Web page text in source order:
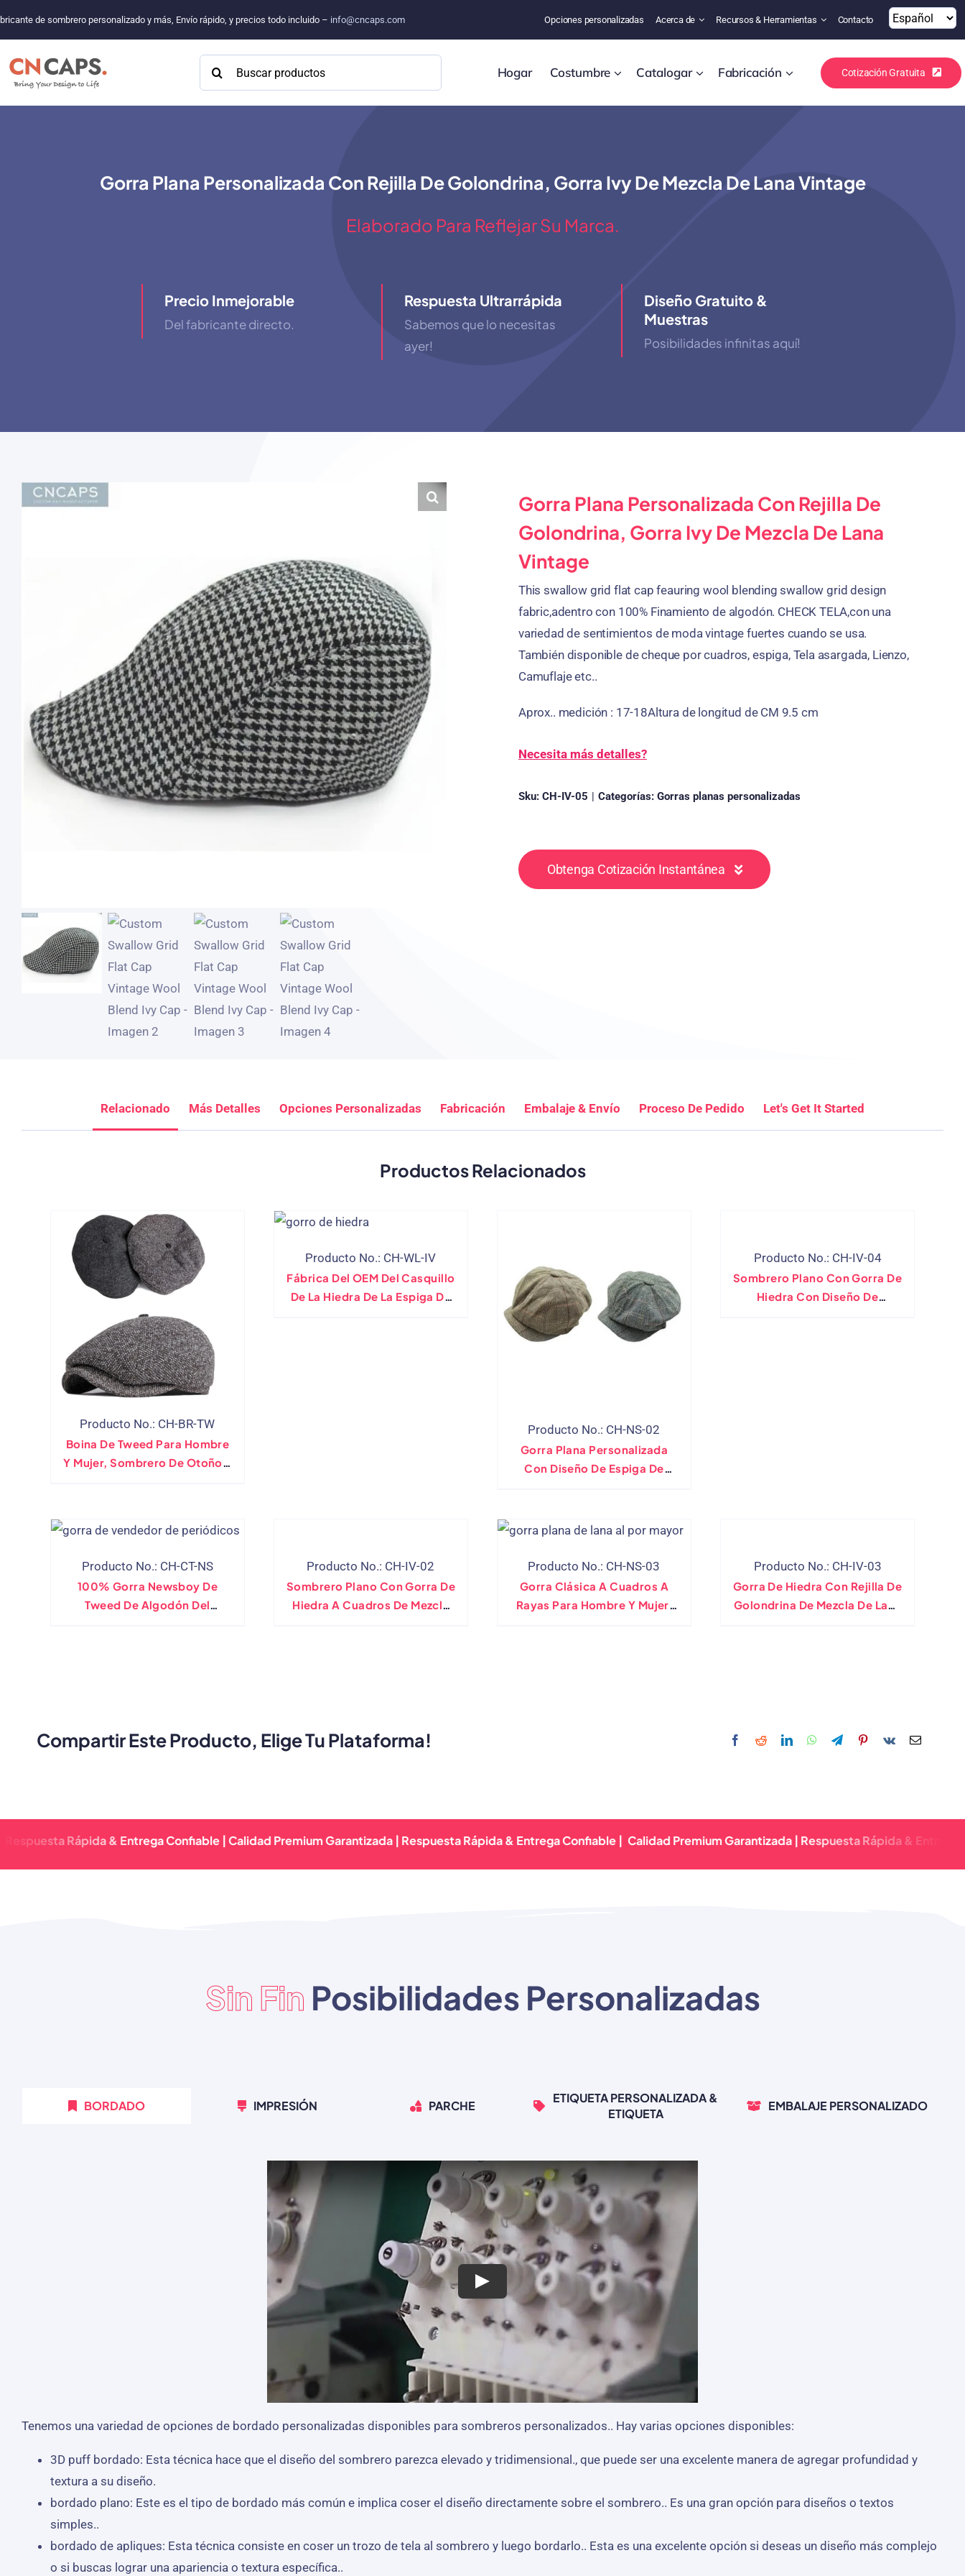
de sombrero personalizado y más, Envío rápido, y precios todo incluido – info@cncaps.com Opciones personalizadas Acerca de Recursos & Herramientas Contacto
Buscar: Hogar Costumbre Catalogar Fabricación Cotización Gratuita
Gorra Plana Personalizada Con Rejilla De Golondrina, Gorra Ivy De Mezcla De Lana Vintage
Elaborado Para Reflejar Su Marca.
Precio Inmejorable
Del fabricante directo.
Respuesta Ultrarrápida
Sabemos que lo necesitas
ayer!
Diseño Gratuito &
Muestras
Posibilidades infinitas aquí!
Gorra Plana Personalizada Con Rejilla De
Golondrina, Gorra Ivy De Mezcla De Lana
Vintage
This swallow grid flat cap feauring wool blending swallow grid design
fabric,adentro con 100% Finamiento de algodón. CHECK TELA,con una
variedad de sentimientos de moda vintage fuertes cuando se usa.
También disponible decheque por cuadros, espiga, Tela asargada, Lienzo,
Camuflajeetc..
Aprox.. medición : 17-18Altura de longitud de CM 9.5 cm
Necesita más detalles?
Sku: CH-IV-05 | Categorías: Gorras planas personalizadas
Obtenga Cotización Instantánea
Relacionado Más Detalles Opciones Personalizadas Fabricación Embalaje & Envío Proceso De Pedido Let's Get It Started
Productos Relacionados
Producto No.: CH-BR-TW
Boina De Tweed Para Hombre
Y Mujer, Sombrero De Otoño E
Lana De Pintor Artista Cálido
Producto No.: CH-WL-IV
Fábrica Del OEM Del Casquillo
De La Hiedra De La Espiga De
Producto No.: CH-NS-02
Gorra Plana Personalizada
Con Diseño De Espiga De
Producto No.: CH-IV-04
Sombrero Plano Con Gorra De
Hiedra Con Diseño De
Producto No.: CH-CT-NS
100% Gorra Newsboy De
Tweed De Algodón Del
Producto No.: CH-IV-02
Sombrero Plano Con Gorra De
Hiedra A Cuadros De Mezcla
Producto No.: CH-NS-03
Gorra Clásica A Cuadros A
Rayas Para Hombre Y Mujer,
Producto No.: CH-IV-03
Gorra De Hiedra Con Rejilla De
Golondrina De Mezcla De Lana
Compartir Este Producto, Elige Tu Plataforma!
Rápida & Entrega Confiable | Calidad Premium Garantizada | Respuesta Rápida & Entrega Confiable | Calidad Premium Garantizada | Respuesta Rápida & Entrega
Sin Fin Posibilidades Personalizadas
BORDADO IMPRESIÓN PARCHE
ETIQUETA PERSONALIZADA &
ETIQUETA
EMBALAJE PERSONALIZADO
Tenemos una variedad de opciones de bordado personalizadas disponibles para sombreros personalizados.. Hay varias opciones disponibles:
3D puff bordado: Esta técnica hace que el diseño del sombrero parezca elevado y tridimensional., que puede ser una excelente manera de agregar profundidad y
textura a su diseño.
bordado plano: Este es el tipo de bordado más común e implica coser el diseño directamente sobre el sombrero.. Es una gran opción para diseños o textos
simples..
bordado de apliques: Esta técnica consiste en coser un trozo de tela al sombrero y luego bordarlo.. Esta es una excelente opción si deseas un diseño más complejo
o si buscas lograr una apariencia o textura específica..